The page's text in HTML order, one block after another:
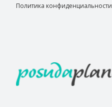
Политика конфиденциальности